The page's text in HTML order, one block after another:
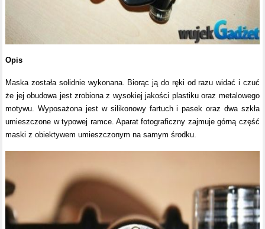
Opis
Maska została solidnie wykonana. Biorąc ją do ręki od razu widać i czuć
że jej obudowa jest zrobiona z wysokiej jakości plastiku oraz metalowego
motywu. Wyposażona jest w silikonowy fartuch i pasek oraz dwa szkła
umieszczone w typowej ramce. Aparat fotograficzny zajmuje górną część
maski z obiektywem umieszczonym na samym środku.